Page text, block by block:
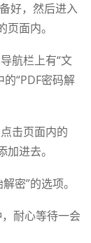
好，然后进入
面内。
航栏上有“文
“PDF密码解
击页面内的
进去。
密”的选项。
耐心等待一会